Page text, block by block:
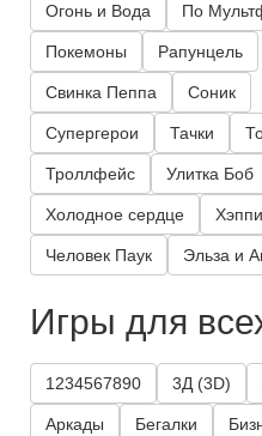
Огонь и Вода По
Покемоны Рапунцель
Свинка Пеппа Соник
Супергерои Тачки
Троллфейс Улитка Боб
Холодное сердце
Человек Паук Эльза и
Игры для
1234567890 3Д (3D)
Аркады Бегалки